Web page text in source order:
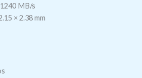
MB/s
× 2.38 mm